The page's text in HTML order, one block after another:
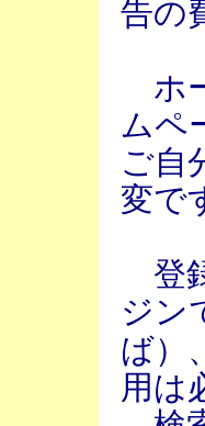
告の
ホ
ムペ
ご自
変で
登
ジン
ば）
用は